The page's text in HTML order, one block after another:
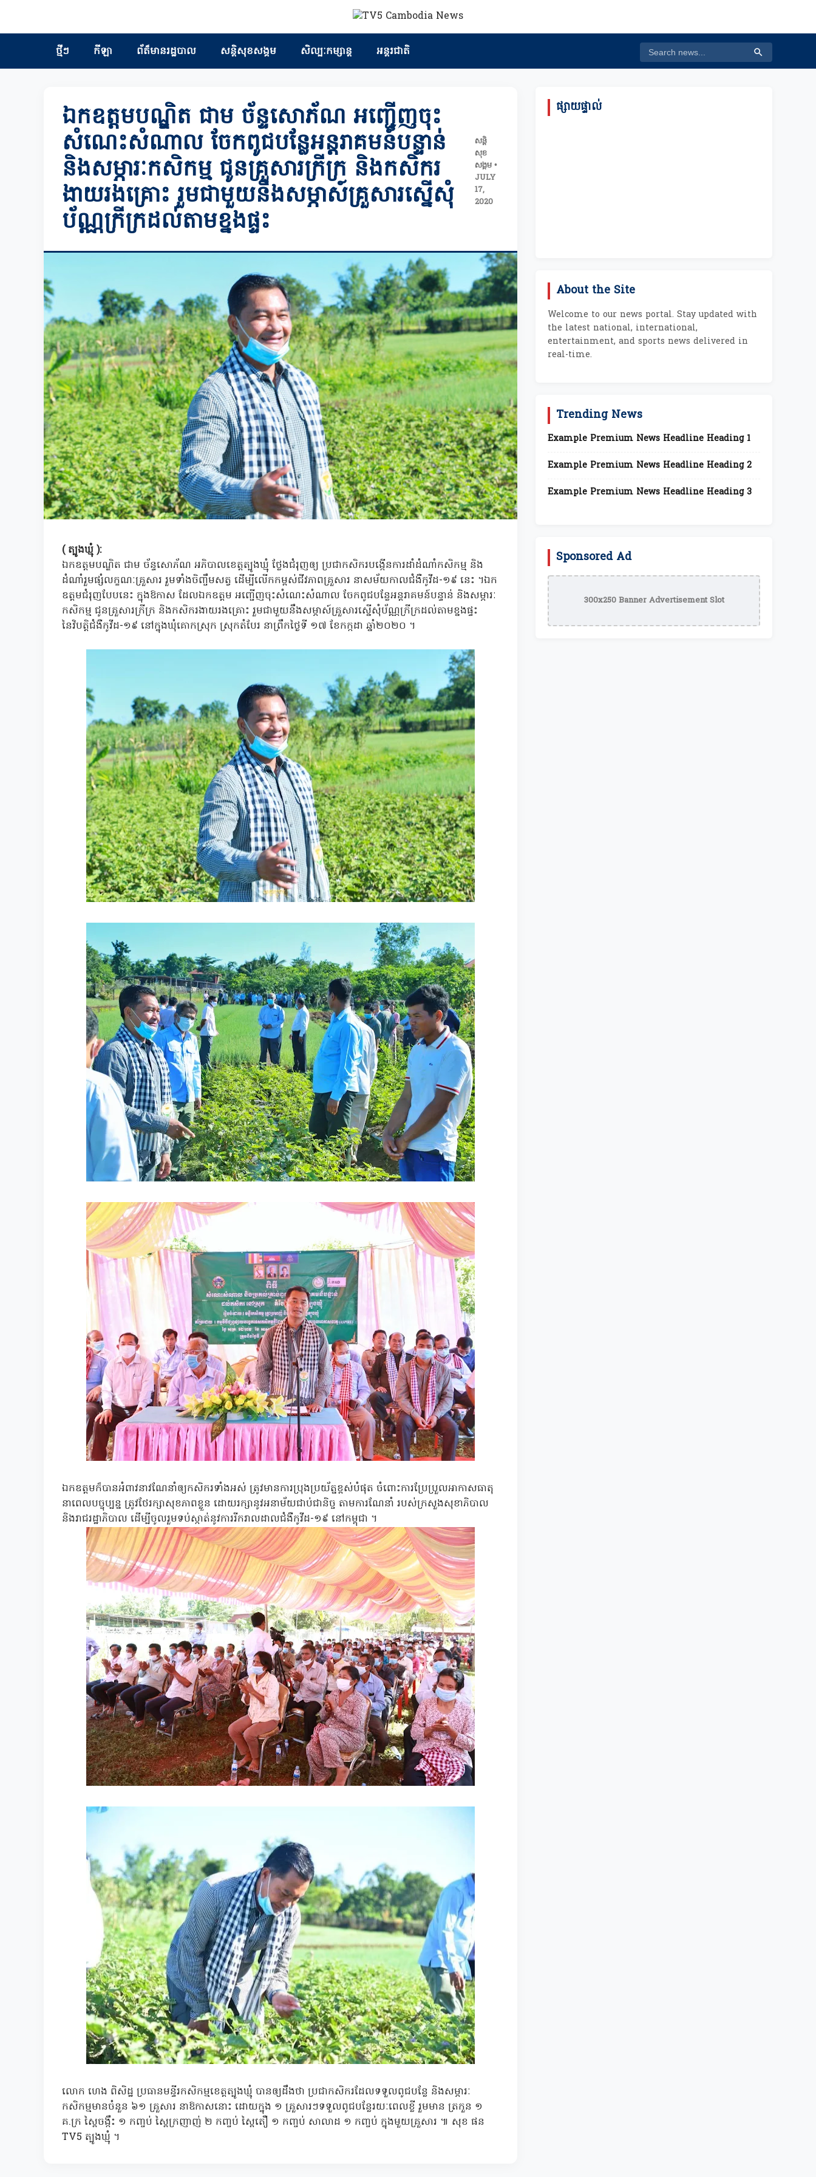
ថ្មីៗ កីឡា ព័ត៏មានរដ្ឋបាល សន្តិសុខសង្គម សិល្បៈកម្សាន្ត អន្តរជាតិ
ឯកឧត្តមបណ្ឌិត ជាម ច័ន្ទសោភ័ណ អញ្ជើញចុះ
សំណេះសំណាល ចែកពូជបន្លែ​អន្តរាគមន៍បន្ទាន់
និងសម្ភារៈកសិកម្ម​ ជូនគ្រួសារក្រីក្រ និងកសិករ
ងាយរងគ្រោះ រួមជាមួយនឹងសម្ភាស៍គ្រួសារស្នើសុំ
ប័ណ្ណក្រីក្រដល់តាមខ្នងផ្ទះ
សន្តិ
សុខ
សង្គម •
JULY
17,
2020
( ត្បូងឃ្មុំ ):
ឯកឧត្តមបណ្ឌិត ជាម ច័ន្ទសោភ័ណ អភិបាលខេត្តត្បូងឃ្មុំ ថ្លែងជំរុញឲ្យ ប្រជាកសិករបង្កើនការដាំដំណាំកសិកម្ម និង
ដំណាំរួមផ្សំលក្ខណៈគ្រួសារ រួមទាំងចិញ្ចឹមសត្វ​ ដេីម្បីលេីកកម្ពស់ជីវភាព​គ្រួសារ នាសម័យកាលជំងឺកូវីដ-១៩ នេះ ។ឯក
ឧត្តមជំរុញបែបនេះ ក្នុងឱកាស ដែលឯកឧត្តម អញ្ជើញចុះសំណេះសំណាល ចែកពូជបន្លែ​អន្តរាគមន៍បន្ទាន់ និងសម្ភារៈ
កសិកម្ម​ ជូនគ្រួសារក្រីក្រ និងកសិករងាយរងគ្រោះ រួមជាមួយនឹងសម្ភាស៍គ្រួសារស្នើសុំប័ណ្ណក្រីក្រដល់តាមខ្នងផ្ទះ
នៃវិបត្តិជំងឺកូវីដ-១៩ នៅក្នុងឃុំគោកស្រុក​ ស្រុកតំបែរ នាព្រឹកថ្ងៃទី ១៧ ខែកក្កដា ឆ្នាំ២០២០ ។
ឯកឧត្តមក៏បានអំពាវនាវណែនាំឲ្យកសិករទាំងអស់ ត្រូវមានការប្រុងប្រយ័ត្នខ្ពស់បំផុត ចំពោះការប្រែប្រួលអាកាសធាតុ
នាពេលបច្ចុប្បន្ន ត្រូវថែរក្សាសុខភាពខ្លួន ដោយរក្សានូវអនាម័យជាប់ជានិច្ច តាមការណែនាំ របស់ក្រសួងសុខាភិបាល
និងរាជរដ្ឋាភិបាល ដើម្បីចូលរួមទប់ស្កាត់នូវការរីករាលដាលជំងឺកូវីដ-១៩ នៅកម្ពុជា ។
លោក ហេង ពិសិដ្ឋ ប្រធានមន្ទីរកសិកម្មខេត្តត្បូងឃ្មុំ បានឲ្យដឹងថា ប្រជាកសិករដែលទទួលពូជបន្លែ និងសម្ភារៈ
កសិកម្មមានចំនួន ៦១ គ្រួសារ នាឱកាសនោះ ដោយក្នុង ១ គ្រួសារៗទទួលពូជបន្លែរយៈពេលខ្លី រួមមាន ត្រកួន ១
គ.ក្រ ស្ពៃចង្កឹះ ១ កញ្ចប់ ស្ពៃក្រញាញ់ ២ កញ្ចប់ ស្ពៃតឿ ១ កញ្ចប់ សាលាដ ១ កញ្ចប់ ក្នុងមួយគ្រួសារ ៕ សុខ ផន
TV5 ត្បូងឃ្មុំ ។
ផ្សាយផ្ទាល់
About the Site
Welcome to our news portal. Stay updated with
the latest national, international,
entertainment, and sports news delivered in
real-time.
Trending News
Example Premium News Headline Heading 1
Example Premium News Headline Heading 2
Example Premium News Headline Heading 3
Sponsored Ad
300x250 Banner Advertisement Slot